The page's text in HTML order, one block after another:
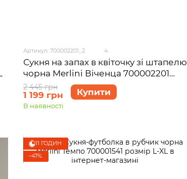
Артикул: 700002201_2 4
Сукня на запах в квіточку зі штапелю
чорна Merlini Віченца 700002201
розмір L-XL
2 445 грн
1 199 грн Купити
В наявності
11 ГОДИН
−47%